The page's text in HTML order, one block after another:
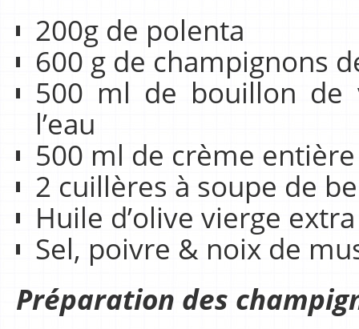
200g de polenta
600 g de champignons
500 ml de bouillon de
l’eau
500 ml de crème entière
2 cuillères à soupe de
Huile d’olive vierge extra
Sel, poivre & noix de
Préparation des